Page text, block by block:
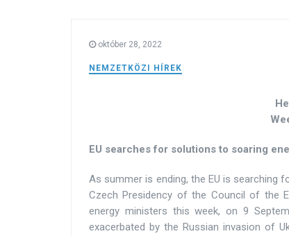
október 28, 2022
NEMZETKÖZI HÍREK
EU searches for solutions to soaring
As summer is ending, the EU is searching
Czech Presidency of the Council of the
energy ministers this week, on 9
exacerbated by the Russian invasion of